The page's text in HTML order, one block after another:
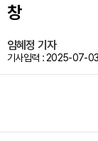
창
임혜정 기자
기사입력 : 2025-07-